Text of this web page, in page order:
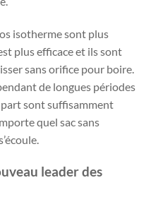
isotherme sont plus
plus efficace et ils sont
sans orifice pour boire.
de longues périodes
sont suffisamment
quel sac sans
leader des